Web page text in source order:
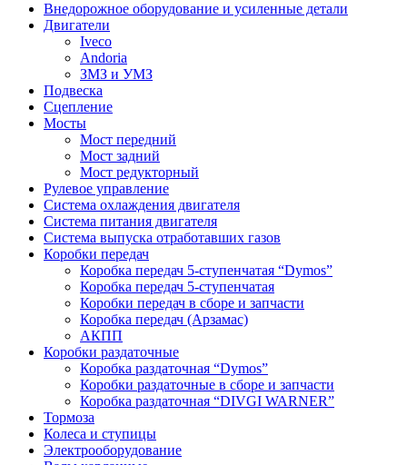
Внедорожное оборудование и усиленные детали
Двигатели
Iveco
Andoria
ЗМЗ и УМЗ
Подвеска
Сцепление
Мосты
Мост передний
Мост задний
Мост редукторный
Рулевое управление
Система охлаждения двигателя
Система питания двигателя
Система выпуска отработавших газов
Коробки передач
Коробка передач 5-ступенчатая “Dymos”
Коробка передач 5-ступенчатая
Коробки передач в сборе и запчасти
Коробка передач (Арзамас)
АКПП
Коробки раздаточные
Коробка раздаточная “Dymos”
Коробки раздаточные в сборе и запчасти
Коробка раздаточная “DIVGI WARNER”
Тормоза
Колеса и ступицы
Электрооборудование